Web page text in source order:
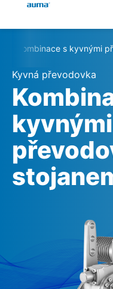
Produkty
Řešení
Ke stažení
Servis
Společnost
Global
Evropa
Asie a Pacifik
Severní
Kombinace s kyvnými
Kyvná převodovka
kyvnými